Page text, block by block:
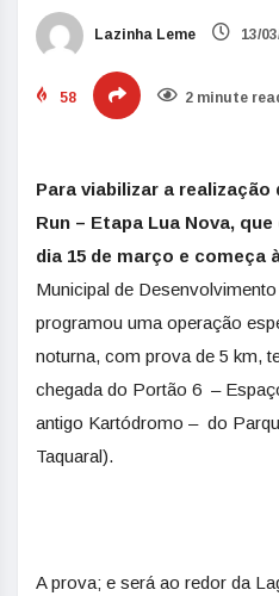
Lazinha Leme 13/
58 2 minute
Para viabilizar a
Run – Etapa Lua Nova,
dia 15 de março e começa
Municipal de
programou uma operação
noturna, com prova de 5 km,
chegada do Portão 6 –
antigo Kartódromo – do
Taquaral).
A prova; e será ao redor da